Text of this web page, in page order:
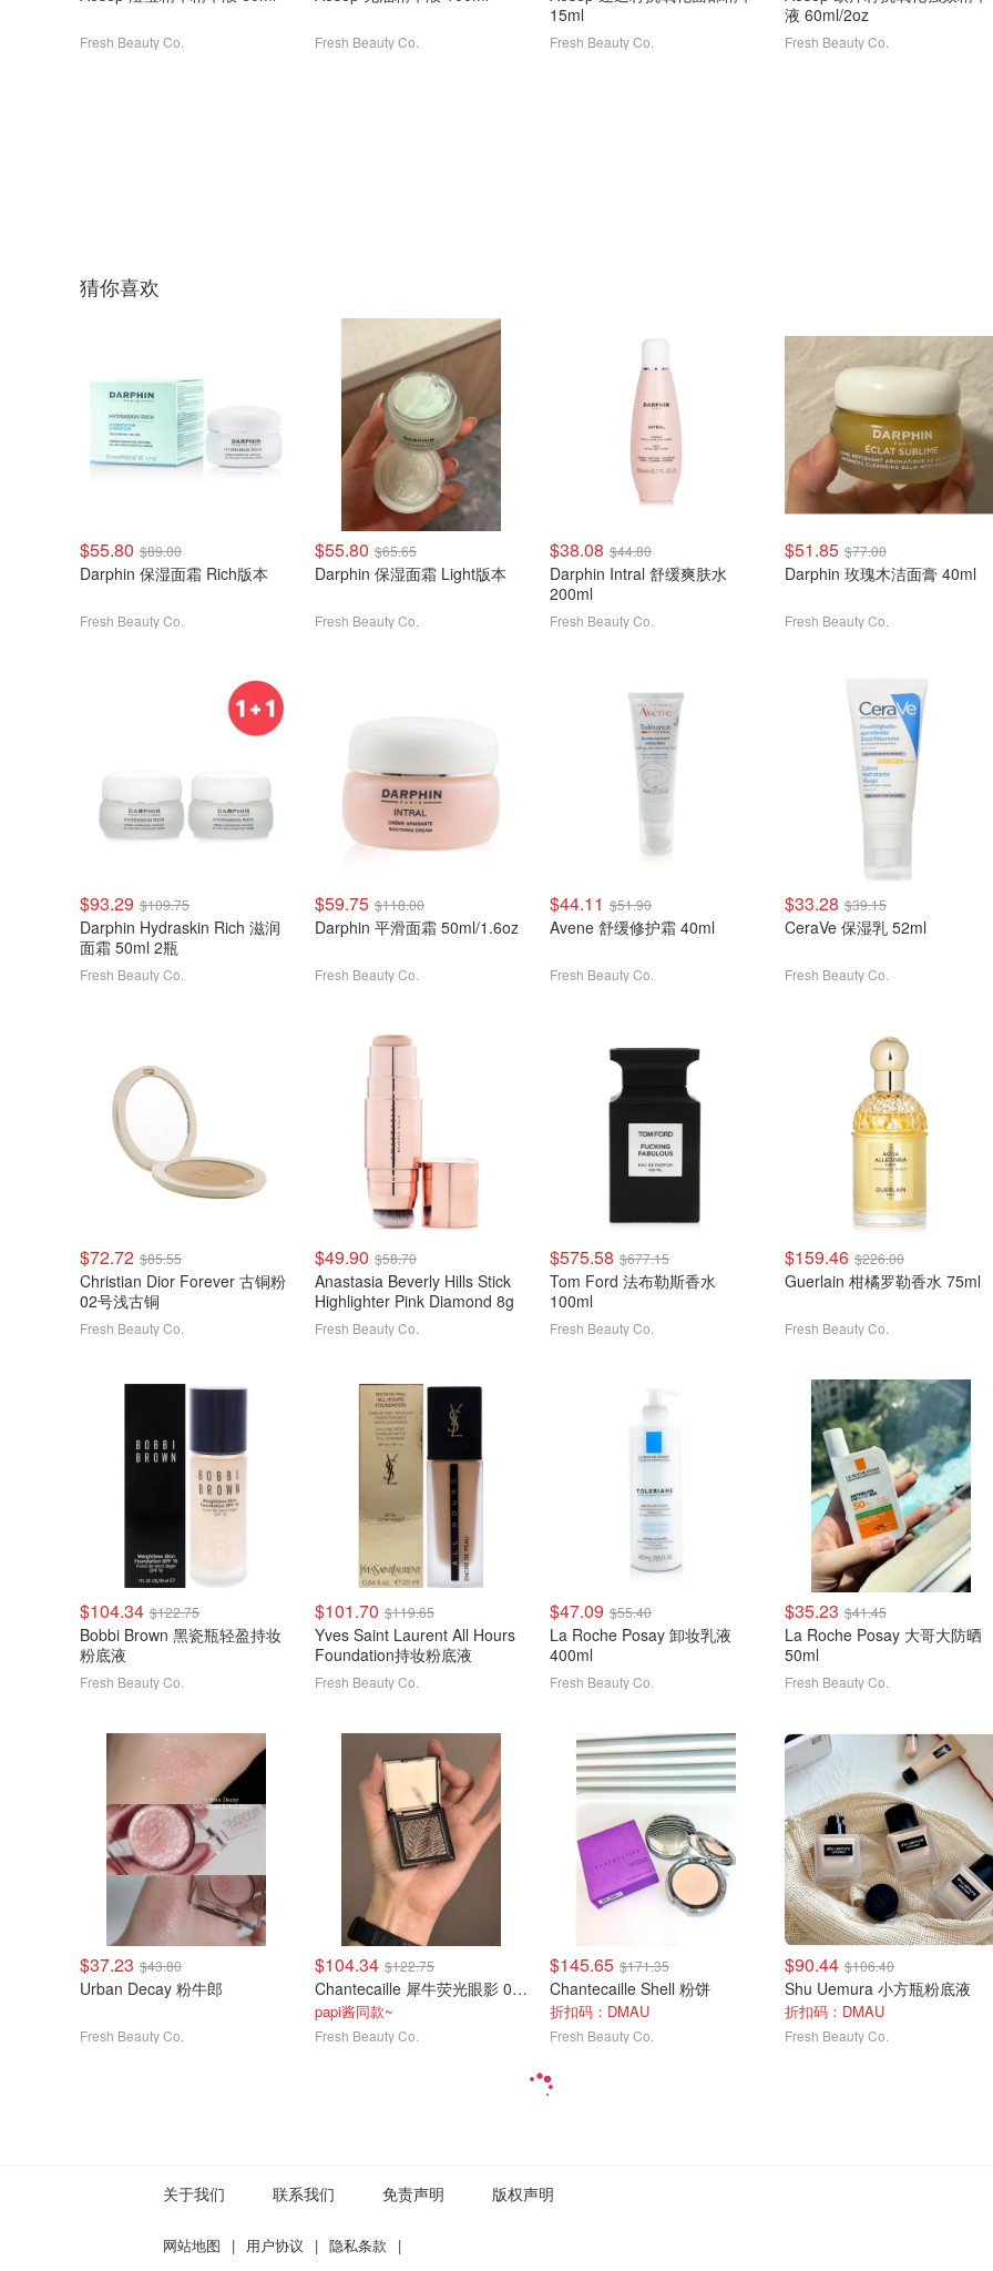
Fresh Beauty Co. Fresh Beauty Co.
15ml
Fresh Beauty Co.
液 60ml/2oz
Fresh Beauty Co.
猜你喜欢
$55.80 $89.00
Darphin 保湿面霜 Rich版本
Fresh Beauty Co.
$55.80 $65.65
Darphin 保湿面霜 Light版本
Fresh Beauty Co.
$38.08 $44.80
Darphin Intral 舒缓爽肤水
200ml
Fresh Beauty Co.
$51.85 $77.00
Darphin 玫瑰木洁面膏 40ml
Fresh Beauty Co.
$93.29 $109.75
Darphin Hydraskin Rich 滋润
面霜 50ml 2瓶
Fresh Beauty Co.
$59.75 $118.00
Darphin 平滑面霜 50ml/1.6oz
Fresh Beauty Co.
$44.11 $51.90
Avene 舒缓修护霜 40ml
Fresh Beauty Co.
$33.28 $39.15
CeraVe 保湿乳 52ml
Fresh Beauty Co.
$72.72 $85.55
Christian Dior Forever 古铜粉
02号浅古铜
Fresh Beauty Co.
$49.90 $58.70
Anastasia Beverly Hills Stick
Highlighter Pink Diamond 8g
Fresh Beauty Co.
$575.58 $677.15
Tom Ford 法布勒斯香水
100ml
Fresh Beauty Co.
$159.46 $226.00
Guerlain 柑橘罗勒香水 75ml
Fresh Beauty Co.
$104.34 $122.75
Bobbi Brown 黑瓷瓶轻盈持妆
粉底液
Fresh Beauty Co.
$101.70 $119.65
Yves Saint Laurent All Hours
Foundation持妆粉底液
Fresh Beauty Co.
$47.09 $55.40
La Roche Posay 卸妆乳液
400ml
Fresh Beauty Co.
$35.23 $41.45
La Roche Posay 大哥大防晒
50ml
Fresh Beauty Co.
$37.23 $43.80
Urban Decay 粉牛郎
Fresh Beauty Co.
$104.34 $122.75
Chantecaille 犀牛荧光眼影 0.08盎司
papi酱同款~
Fresh Beauty Co.
$145.65 $171.35
Chantecaille Shell 粉饼
折扣码：DMAU
Fresh Beauty Co.
$90.44 $106.40
Shu Uemura 小方瓶粉底液
折扣码：DMAU
Fresh Beauty Co.
关于我们 联系我们 免责声明 版权声明
网站地图 | 用户协议 | 隐私条款 |